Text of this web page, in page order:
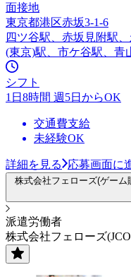
面接地
東京都港区赤坂3-1-6
四ツ谷駅、赤坂見附駅
(東京)駅、市ケ谷駅、青
シフト
1日8時間 週5日からOK
交通費支給
未経験OK
詳細を見る 応募画面に
株式会社フェローズ(ゲーム
派遣労働者
株式会社フェローズ